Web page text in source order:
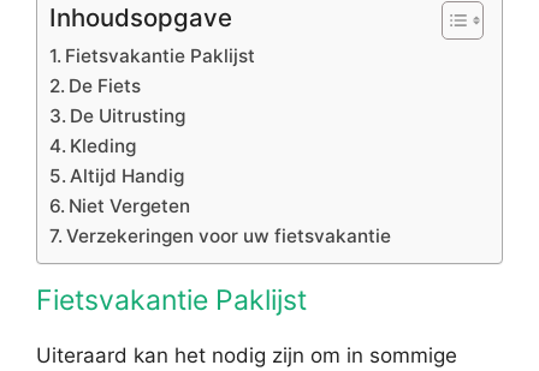
Inhoudsopgave
Fietsvakantie Paklijst
De Fiets
De Uitrusting
Kleding
Altijd Handig
Niet Vergeten
Verzekeringen voor uw fietsvakantie
Fietsvakantie Paklijst
Uiteraard kan het nodig zijn om in sommige